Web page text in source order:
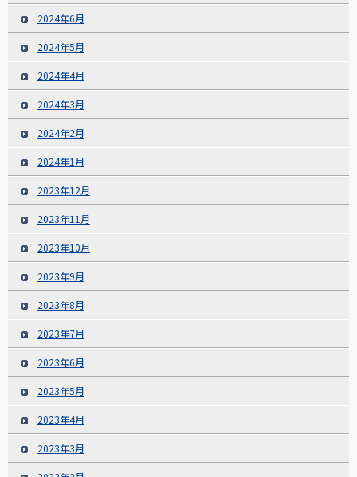
2024年6月
2024年5月
2024年4月
2024年3月
2024年2月
2024年1月
2023年12月
2023年11月
2023年10月
2023年9月
2023年8月
2023年7月
2023年6月
2023年5月
2023年4月
2023年3月